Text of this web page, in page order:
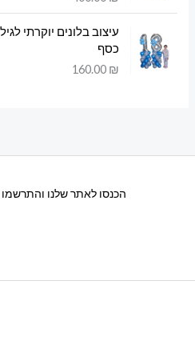
כסף
160.00 ₪
הכנסו לאתר שלנו